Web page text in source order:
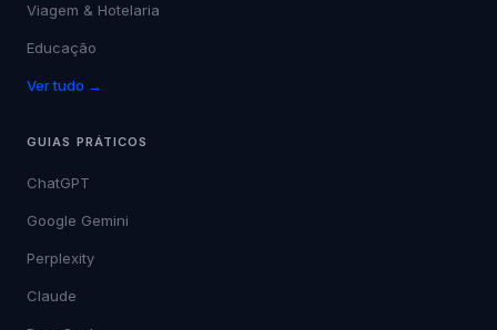
Viagem & Hotelaria
Educação
Ver tudo →
GUIAS PRÁTICOS
ChatGPT
Google Gemini
Perplexity
Claude